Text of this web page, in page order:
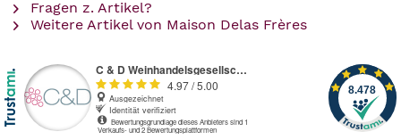
Fragen z. Artikel?
Weitere Artikel von Maison Delas Frères